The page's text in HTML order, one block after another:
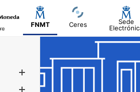
FNMT Ceres
Sede
Erakutsi/Ezkutatu